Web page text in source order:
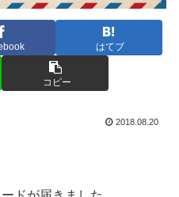
はてブ
コピー
2018.08.20